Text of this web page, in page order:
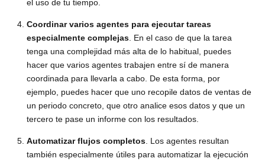
el uso de tu tiempo.
Coordinar varios agentes para ejecutar tareas
especialmente complejas. En el caso de que la tarea
tenga una complejidad más alta de lo habitual, puedes
hacer que varios agentes trabajen entre sí de manera
coordinada para llevarla a cabo. De esta forma, por
ejemplo, puedes hacer que uno recopile datos de ventas de
un periodo concreto, que otro analice esos datos y que un
tercero te pase un informe con los resultados.
Automatizar flujos completos. Los agentes resultan
también especialmente útiles para automatizar la ejecución